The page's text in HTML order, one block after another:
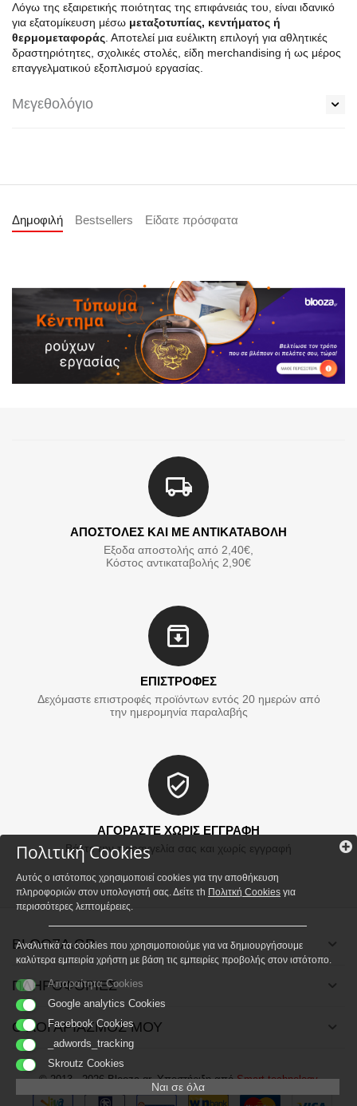
Λόγω της εξαιρετικής ποιότητας της επιφάνειάς του, είναι ιδανικό
για εξατομίκευση μέσω μεταξοτυπίας, κεντήματος ή
θερμομεταφοράς . Αποτελεί μια ευέλικτη επιλογή για αθλητικές
δραστηριότητες, σχολικές στολές, είδη merchandising ή ως μέρος
επαγγελματικού εξοπλισμού εργασίας.
Μεγεθολόγιο
Δημοφιλή Bestsellers Είδατε πρόσφατα
ΑΠΟΣΤΟΛΕΣ ΚΑΙ ΜΕ ΑΝΤΙΚΑΤΑΒΟΛΗ
Εξοδα αποστολής από 2,40€,
Κόστος αντικαταβολής 2,90€
ΕΠΙΣΤΡΟΦΕΣ
Δεχόμαστε επιστροφές προϊόντων εντός 20 ημερών από
την ημερομηνία παραλαβής
ΑΓΟΡΑΣΤΕ ΧΩΡΙΣ ΕΓΓΡΑΦΗ
Βάλτε την παραγγελία σας και χωρίς εγγραφή
BLOOZA.GR
ΠΛΗΡΟΦΟΡΙΕΣ
Ο ΛΟΓΑΡΙΑΣΜΟΣ ΜΟΥ
© 2013 - 2026 Blooza.gr. Υποστήριξη απόSmart technology
Πολιτική Cookies
Αυτός ο ιστότοπος χρησιμοποιεί cookies για την αποθήκευση
πληροφοριών στον υπολογιστή σας. Δείτε τh Πολιτκή Cookies για
περισσότερες λεπτομέρειες.
Αναλυτικά τα cookies που χρησιμοποιούμε για να δημιουργήσουμε
καλύτερα εμπειρία χρήστη με βάση τις εμπειρίες προβολής στον ιστότοπο.
Απαραίτητα Cookies
Google analytics Cookies
Facebook Cookies
_adwords_tracking
Skroutz Cookies
Ναι σε όλα